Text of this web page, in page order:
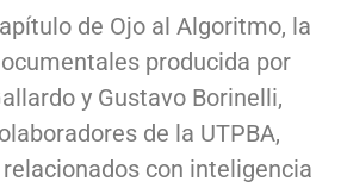
de Ojo al Algoritmo, la
producida por
y Gustavo Borinelli,
de la UTPBA,
con inteligencia